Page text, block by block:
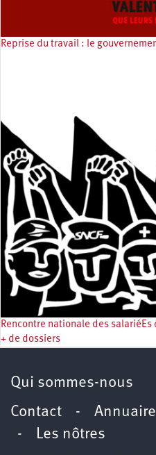
Reprise du travail : le
Rencontre nationale des
+ de dossiers
Qui sommes-nous
Contact - Annuaire
- Les nôtres